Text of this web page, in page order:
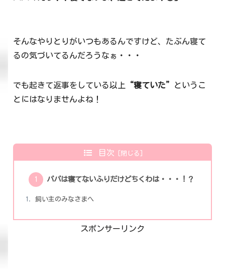
そんなやりとりがいつもあるんですけど、たぶん寝て
るの気づいてるんだろうなぁ・・・
でも起きて返事をしている以上 “寝ていた”
というこ
とにはなりませんよね！
目次
パパは寝てないふりだけどちくわは・・・！？
飼い主のみなさまへ
スポンサーリンク